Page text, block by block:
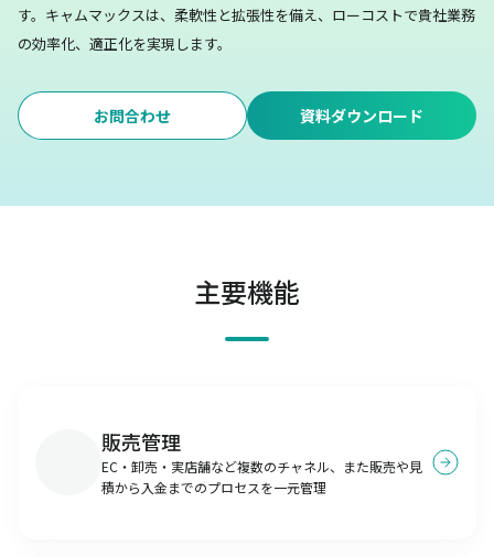
す。 キャムマックスは、柔軟性と拡張性を備え、ローコストで貴社業務
の効率化、適正化を実現します。
お問合わせ 資料ダウンロード
主要機能
販売管理
EC・卸売・実店舗など複数のチャネル、また販売や見
積から入金までのプロセスを一元管理